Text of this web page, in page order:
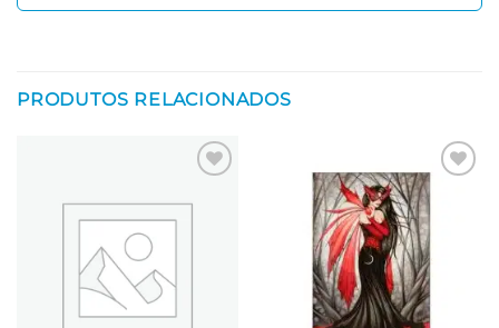
PRODUTOS RELACIONADOS
aos meus
desejos
Adicionar
aos meus
desejos